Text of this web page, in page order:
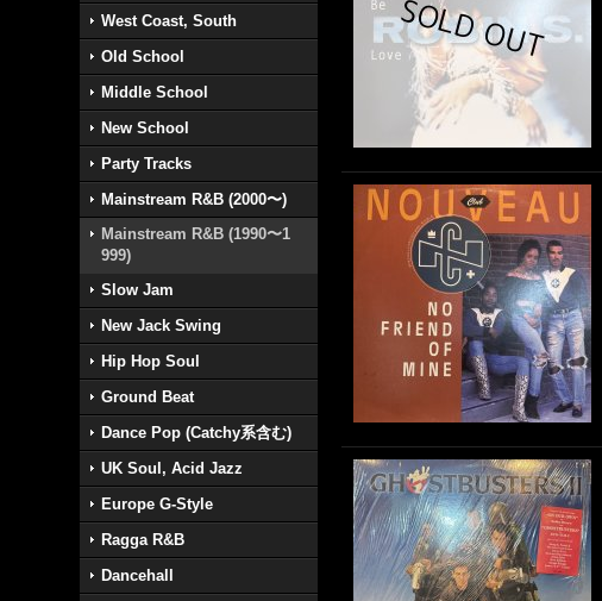
West Coast, South
Old School
Middle School
New School
Party Tracks
Mainstream R&B (2000〜)
Mainstream R&B (1990〜1
999)
Slow Jam
New Jack Swing
Hip Hop Soul
Ground Beat
Dance Pop (Catchy系含む)
UK Soul, Acid Jazz
Europe G-Style
Ragga R&B
Dancehall